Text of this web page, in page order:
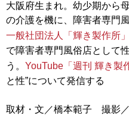
大阪府生まれ。幼少期から
の介護を機に、障害者専門
一般社団法人「輝き製作所」
で障害者専門風俗店として
う。 YouTube「週刊 輝き製
と性”について発信する
取材・文／橋本範子 撮影